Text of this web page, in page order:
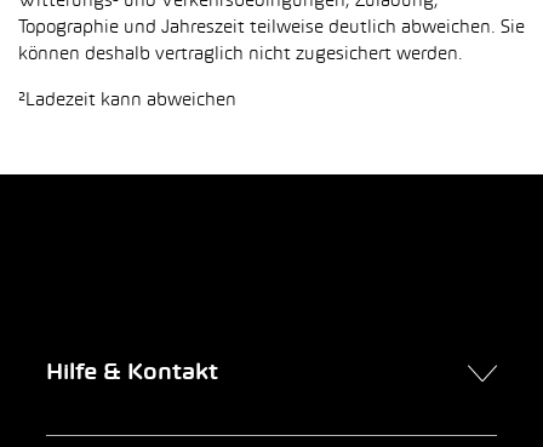
Topographie und Jahreszeit teilweise deutlich abweichen. Sie
können deshalb vertraglich nicht zugesichert werden.
²Ladezeit kann abweichen
Hilfe & Kontakt